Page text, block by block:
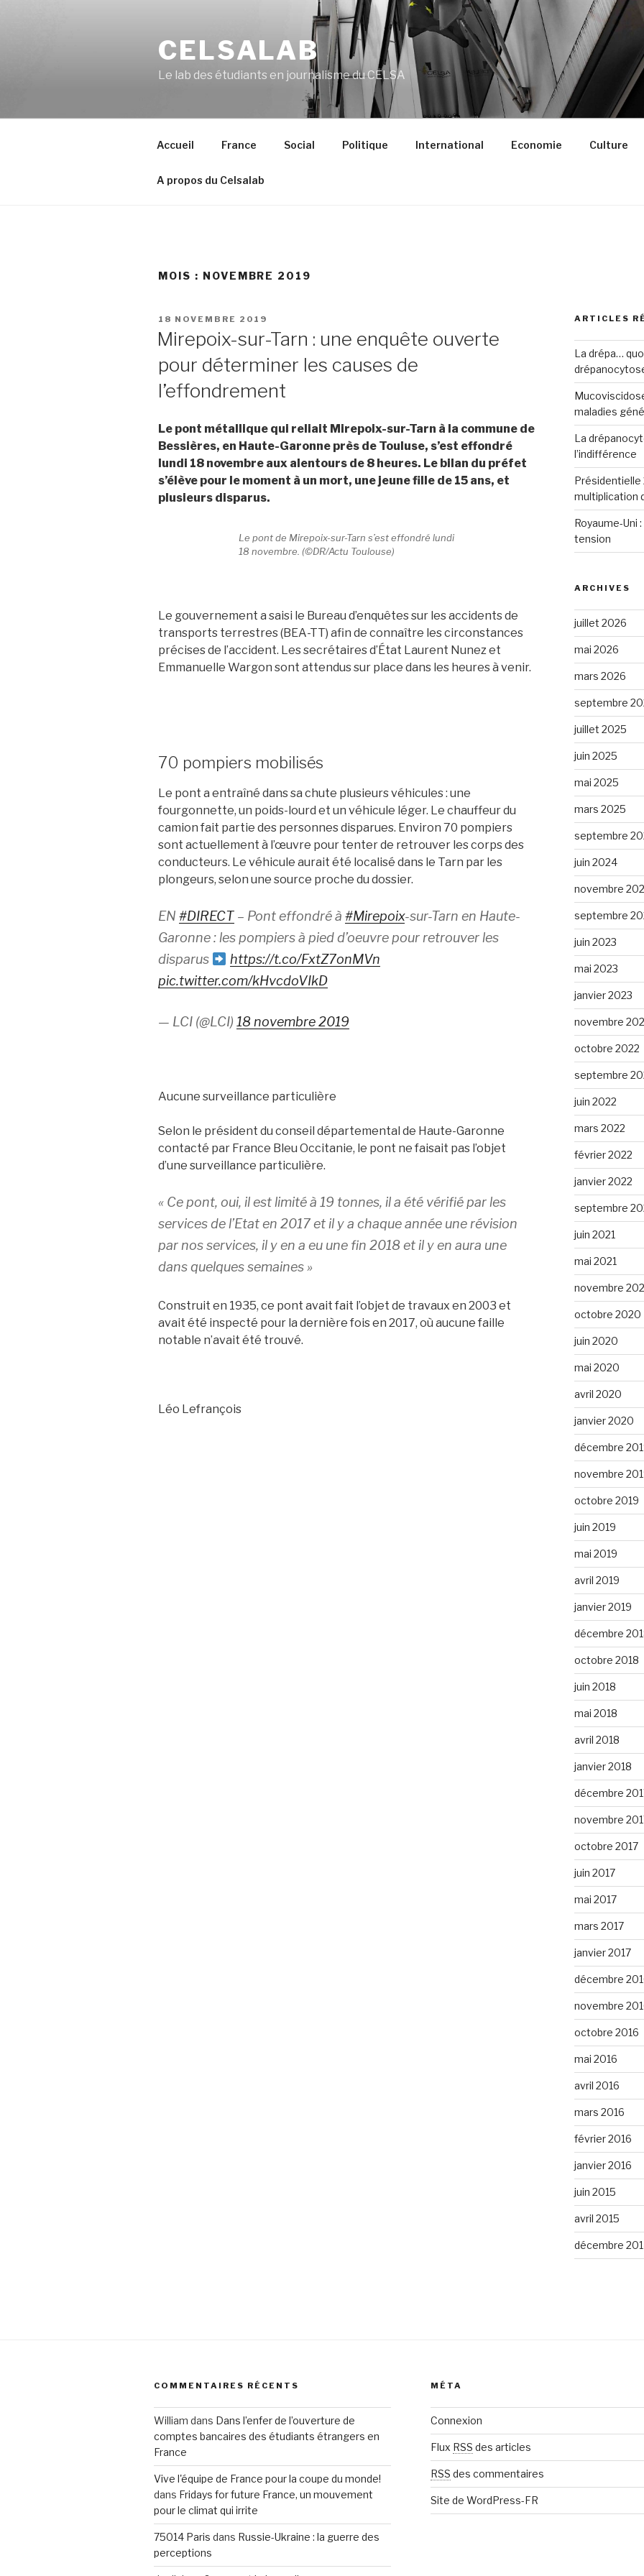
CELSALAB
Le lab des étudiants en journalisme du CELSA
Accueil France Social Politique International Economie Culture
A propos du Celsalab
MOIS : NOVEMBRE 2019
PUBLIÉ
LE
18 NOVEMBRE 2019
Mirepoix-sur-Tarn : une enquête ouverte
pour déterminer les causes de
l’effondrement
Le pont métallique qui reliait Mirepoix-sur-Tarn à la commune de
Bessières, en Haute-Garonne près de Touluse, s’est effondré
lundi 18 novembre aux alentours de 8 heures. Le bilan du préfet
s’élève pour le moment à un mort, une jeune fille de 15 ans, et
plusieurs disparus.
Le pont de Mirepoix-sur-Tarn s’est effondré lundi
18 novembre. (©DR/Actu Toulouse)
Le gouvernement a saisi le Bureau d’enquêtes sur les accidents de
transports terrestres (BEA-TT) afin de connaître les circonstances
précises de l’accident. Les secrétaires d’État Laurent Nunez et
Emmanuelle Wargon sont attendus sur place dans les heures à venir.
70 pompiers mobilisés
Le pont a entraîné dans sa chute plusieurs véhicules : une
fourgonnette, un poids-lourd et un véhicule léger. Le chauffeur du
camion fait partie des personnes disparues. Environ 70 pompiers
sont actuellement à l’œuvre pour tenter de retrouver les corps des
conducteurs. Le véhicule aurait été localisé dans le Tarn par les
plongeurs, selon une source proche du dossier.
EN #DIRECT – Pont effondré à #Mirepoix-sur-Tarn en Haute-
Garonne : les pompiers à pied d’oeuvre pour retrouver les
disparus
https://t.co/FxtZ7onMVn
pic.twitter.com/kHvcdoVIkD
— LCI (@LCI) 18 novembre 2019
Aucune surveillance particulière
Selon le président du conseil départemental de Haute-Garonne
contacté par France Bleu Occitanie, le pont ne faisait pas l’objet
d’une surveillance particulière.
« Ce pont, oui, il est limité à 19 tonnes, il a été vérifié par les
services de l’Etat en 2017 et il y a chaque année une révision
par nos services, il y en a eu une fin 2018 et il y en aura une
dans quelques semaines »
Construit en 1935, ce pont avait fait l’objet de travaux en 2003 et
avait été inspecté pour la dernière fois en 2017, où aucune faille
notable n’avait été trouvé.
Léo Lefrançois
ARTICLES
La drépa…
maladies
La
l’indifférence
Présidentielle
multiplication
Royaume-Uni
tension
ARCHIVES
juillet 2026
mai 2026
mars 2026
septembre
juillet 2025
juin 2025
mai 2025
mars 2025
septembre
juin 2024
novembre
septembre
juin 2023
mai 2023
janvier 2023
novembre
octobre 2022
septembre
juin 2022
mars 2022
février 2022
janvier 2022
septembre
juin 2021
mai 2021
novembre
octobre 2020
juin 2020
mai 2020
avril 2020
janvier 2020
décembre
novembre
octobre 2019
juin 2019
mai 2019
avril 2019
janvier 2019
décembre
octobre 2018
juin 2018
mai 2018
avril 2018
janvier 2018
décembre
novembre
octobre 2017
juin 2017
mai 2017
mars 2017
janvier 2017
décembre
novembre
octobre 2016
mai 2016
avril 2016
mars 2016
février 2016
janvier 2016
juin 2015
avril 2015
décembre
COMMENTAIRES RÉCENTS
William dans Dans l’enfer de l’ouverture de
comptes bancaires des étudiants étrangers en
France
Vive l'équipe de France pour la coupe du monde!
dans Fridays for future France, un mouvement
pour le climat qui irrite
75014 Paris dans Russie-Ukraine : la guerre des
perceptions
MÉTA
Connexion
Flux RSS des articles
RSS des commentaires
Site de WordPress-FR